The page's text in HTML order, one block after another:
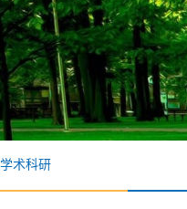
学术科研